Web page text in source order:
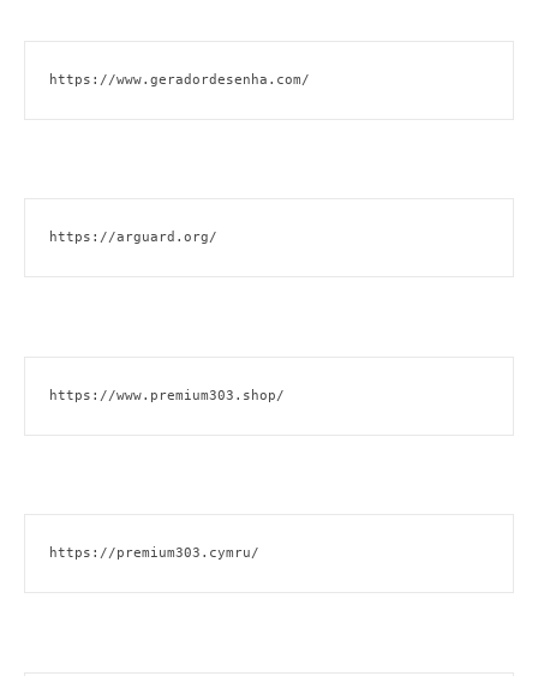
https://www.geradordesenha.com/
https://arguard.org/
https://www.premium303.shop/
https://premium303.cymru/